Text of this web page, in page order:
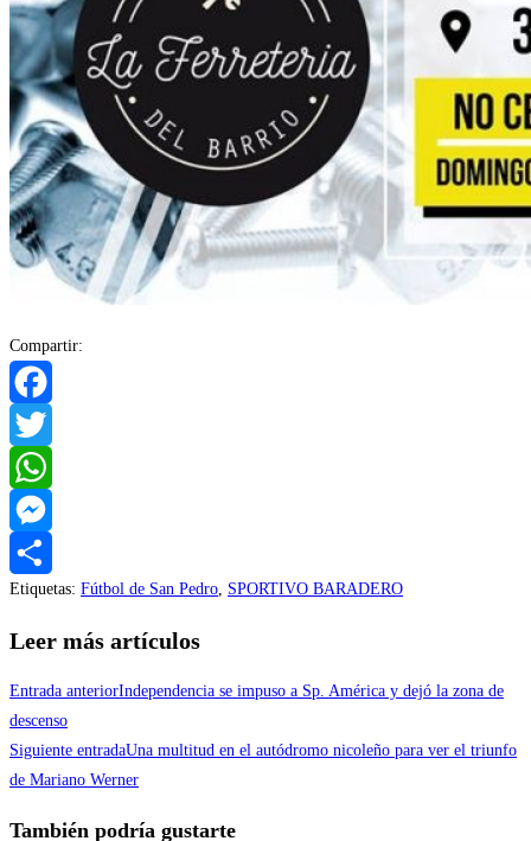
Compartir:
Facebook
Twitter
WhatsApp
Messenger
Compartir
Etiquetas: Fútbol de San Pedro, SPORTIVO BARADERO
Leer más artículos
Entrada anteriorIndependencia se impuso a Sp. América y dejó la zona de
descenso
Siguiente entradaUna multitud en el autódromo nicoleño para ver el triunfo
de Mariano Werner
También podría gustarte